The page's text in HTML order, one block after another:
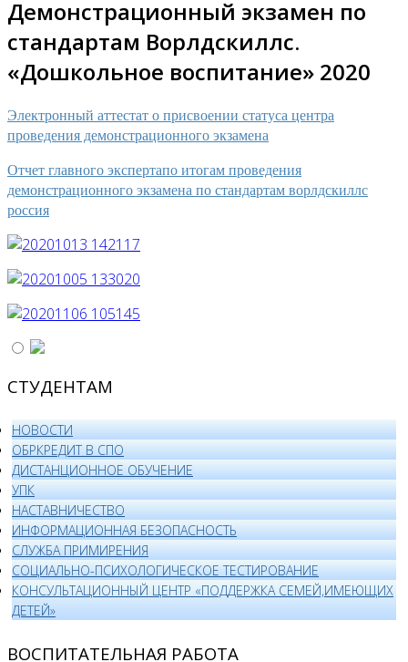
Демонстрационный экзамен по
стандартам Ворлдскиллс.
«Дошкольное воспитание» 2020
Электронный аттестат о присвоении статуса центра
проведения демонстрационного экзамена
Отчет главного экспертапо итогам проведения
демонстрационного экзамена по стандартам ворлдскиллс
россия
СТУДЕНТАМ
НОВОСТИ
ОБРКРЕДИТ В СПО
ДИСТАНЦИОННОЕ ОБУЧЕНИЕ
УПК
НАСТАВНИЧЕСТВО
ИНФОРМАЦИОННАЯ БЕЗОПАСНОСТЬ
СЛУЖБА ПРИМИРЕНИЯ
СОЦИАЛЬНО-ПСИХОЛОГИЧЕСКОЕ ТЕСТИРОВАНИЕ
КОНСУЛЬТАЦИОННЫЙ ЦЕНТР «ПОДДЕРЖКА СЕМЕЙ,ИМЕЮЩИХ
ДЕТЕЙ»
ВОСПИТАТЕЛЬНАЯ РАБОТА